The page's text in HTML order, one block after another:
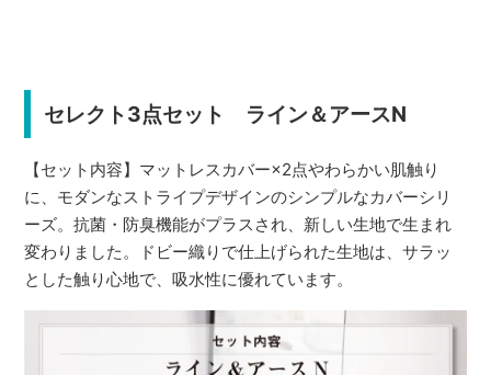
セレクト3点セット ライン＆アースN
【セット内容】マットレスカバー×2点やわらかい肌触り
に、モダンなストライプデザインのシンプルなカバーシリ
ーズ。抗菌・防臭機能がプラスされ、新しい生地で生まれ
変わりました。ドビー織りで仕上げられた生地は、サラッ
とした触り心地で、吸水性に優れています。